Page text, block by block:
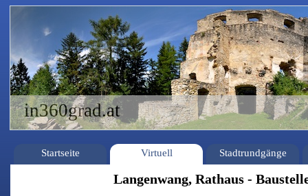
in360grad.at
Startseite Virtuell Stadtrundgänge
Langenwang, Rathaus -